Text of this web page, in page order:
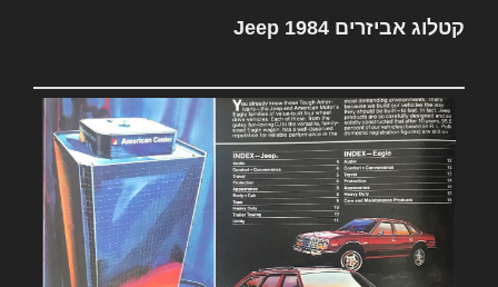
קטלוג אביזרים Jeep 1984